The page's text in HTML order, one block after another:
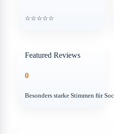
☆☆☆☆☆
Featured Reviews
0
Besonders starke Stimmen für